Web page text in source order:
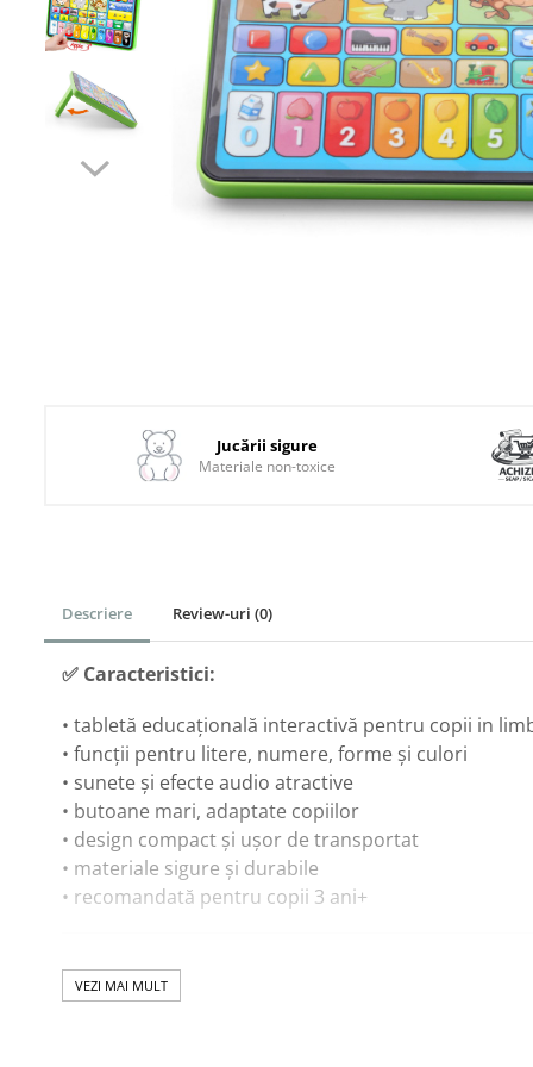
2–3 ani
3–4 ani
4–6 ani
6–8 ani
Balansoare & Covorase de
Depozitare & Organizare
Masinute Electrice
Trotinete & Triciclete pentru Copii
Joaca de Vara & Apa
Piscina & Joaca cu Apa
Colaci & Saltele Gonflabile
Jucarii pentru Plaja
Joaca in Aer Liber
Jucarii Educative & Invatare
Jucării sigure
Materiale non-toxice
Descriere Review-uri (0)
✅ Caracteristici:
• tabletă educațională interactivă pentru copii in
• funcții pentru litere, numere, forme și culori
• sunete și efecte audio atractive
• butoane mari, adaptate copiilor
• design compact și ușor de transportat
• materiale sigure și durabile
• recomandată pentru copii 3 ani+
🎓Beneficii educaționale:
VEZI MAI MULT